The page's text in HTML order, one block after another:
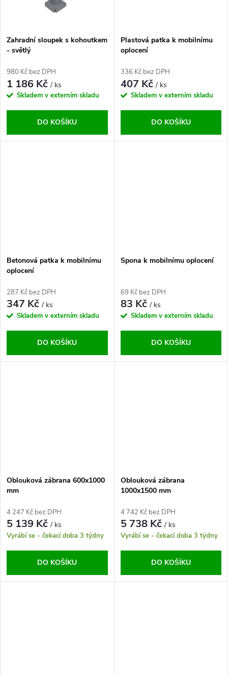
Zahradní sloupek s kohoutkem
- světlý
980 Kč bez DPH
1 186 Kč/ ks
Skladem v externím skladu
DO KOŠÍKU
Plastová patka k mobilnímu
oplocení
336 Kč bez DPH
407 Kč/ ks
Skladem v externím skladu
DO KOŠÍKU
Betonová patka k mobilnímu
oplocení
287 Kč bez DPH
347 Kč/ ks
Skladem v externím skladu
DO KOŠÍKU
Spona k mobilnímu oplocení
69 Kč bez DPH
83 Kč/ ks
Skladem v externím skladu
DO KOŠÍKU
Oblouková zábrana 600x1000
mm
4 247 Kč bez DPH
5 139 Kč/ ks
Vyrábí se - čekací doba 3 týdny
DO KOŠÍKU
Oblouková zábrana
1000x1500 mm
4 742 Kč bez DPH
5 738 Kč/ ks
Vyrábí se - čekací doba 3 týdny
DO KOŠÍKU